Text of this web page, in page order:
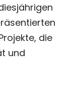
die
und